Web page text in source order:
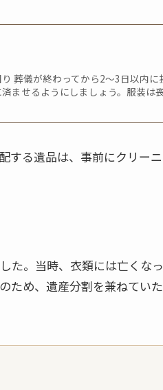
葬儀が終わってから2～3日以内に
ませるようにしましょう。服装は
する遺品は、事前にクリー
た。当時、衣類には亡くな
め、遺産分割を兼ねていた